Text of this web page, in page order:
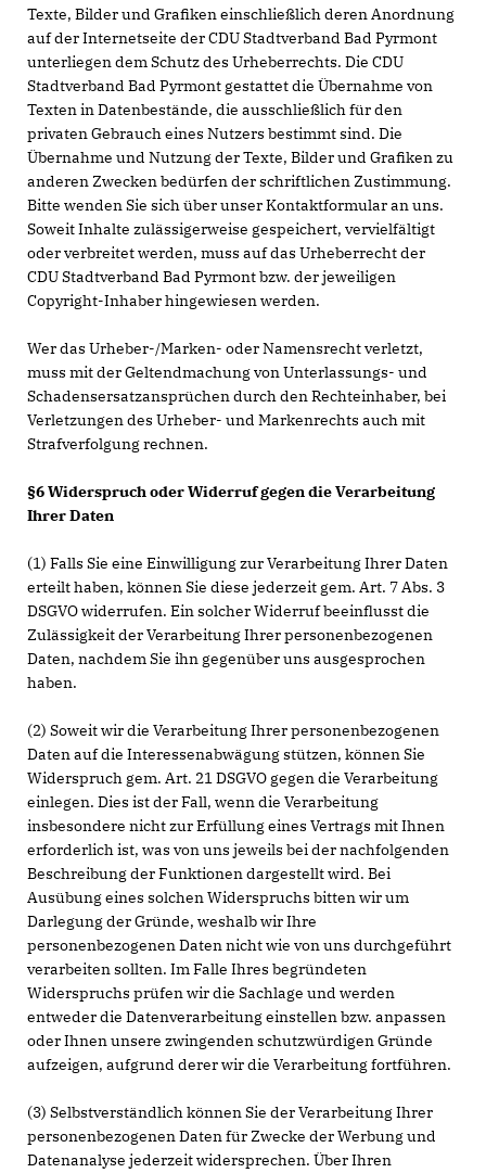
Texte, Bilder und Grafiken einschließlich deren Anordnung
auf der Internetseite der CDU Stadtverband Bad Pyrmont
unterliegen dem Schutz des Urheberrechts. Die CDU
Stadtverband Bad Pyrmont gestattet die Übernahme von
Texten in Datenbestände, die ausschließlich für den
privaten Gebrauch eines Nutzers bestimmt sind. Die
Übernahme und Nutzung der Texte, Bilder und Grafiken zu
anderen Zwecken bedürfen der schriftlichen Zustimmung.
Bitte wenden Sie sich über unser Kontaktformular an uns.
Soweit Inhalte zulässigerweise gespeichert, vervielfältigt
oder verbreitet werden, muss auf das Urheberrecht der
CDU Stadtverband Bad Pyrmont bzw. der jeweiligen
Copyright-Inhaber hingewiesen werden.
Wer das Urheber-/Marken- oder Namensrecht verletzt,
muss mit der Geltendmachung von Unterlassungs- und
Schadensersatzansprüchen durch den Rechteinhaber, bei
Verletzungen des Urheber- und Markenrechts auch mit
Strafverfolgung rechnen.
§6 Widerspruch oder Widerruf gegen die Verarbeitung
Ihrer Daten
(1) Falls Sie eine Einwilligung zur Verarbeitung Ihrer Daten
erteilt haben, können Sie diese jederzeit gem. Art. 7 Abs. 3
DSGVO widerrufen. Ein solcher Widerruf beeinflusst die
Zulässigkeit der Verarbeitung Ihrer personenbezogenen
Daten, nachdem Sie ihn gegenüber uns ausgesprochen
haben.
(2) Soweit wir die Verarbeitung Ihrer personenbezogenen
Daten auf die Interessenabwägung stützen, können Sie
Widerspruch gem. Art. 21 DSGVO gegen die Verarbeitung
einlegen. Dies ist der Fall, wenn die Verarbeitung
insbesondere nicht zur Erfüllung eines Vertrags mit Ihnen
erforderlich ist, was von uns jeweils bei der nachfolgenden
Beschreibung der Funktionen dargestellt wird. Bei
Ausübung eines solchen Widerspruchs bitten wir um
Darlegung der Gründe, weshalb wir Ihre
personenbezogenen Daten nicht wie von uns durchgeführt
verarbeiten sollten. Im Falle Ihres begründeten
Widerspruchs prüfen wir die Sachlage und werden
entweder die Datenverarbeitung einstellen bzw. anpassen
oder Ihnen unsere zwingenden schutzwürdigen Gründe
aufzeigen, aufgrund derer wir die Verarbeitung fortführen.
(3) Selbstverständlich können Sie der Verarbeitung Ihrer
personenbezogenen Daten für Zwecke der Werbung und
Datenanalyse jederzeit widersprechen. Über Ihren